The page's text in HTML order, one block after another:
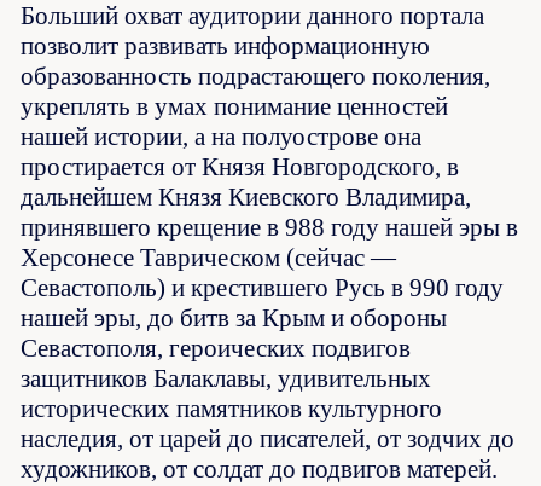
Больший охват аудитории данного портала
позволит развивать информационную
образованность подрастающего поколения,
укреплять в умах понимание ценностей
нашей истории, а на полуострове она
простирается от Князя Новгородского, в
дальнейшем Князя Киевского Владимира,
принявшего крещение в 988 году нашей эры в
Херсонесе Таврическом (сейчас —
Севастополь) и крестившего Русь в 990 году
нашей эры, до битв за Крым и обороны
Севастополя, героических подвигов
защитников Балаклавы, удивительных
исторических памятников культурного
наследия, от царей до писателей, от зодчих до
художников, от солдат до подвигов матерей.